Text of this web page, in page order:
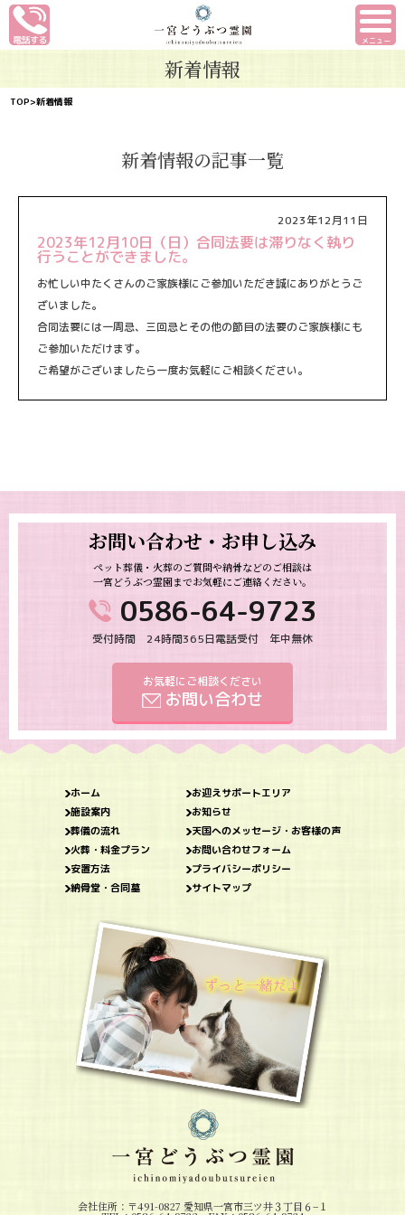
メニュー
新着情報
TOP>新着情報
新着情報の記事一覧
2023年12月11日
2023年12月10日（日）合同法要は滞りなく執り
行うことができました。
お忙しい中たくさんのご家族様にご参加いただき誠にありがとうご
ざいました。
合同法要には一周忌、三回忌とその他の節目の法要のご家族様にも
ご参加いただけます。
ご希望がございましたら一度お気軽にご相談ください。
お問い合わせ・お申し込み
ペット葬儀・火葬のご質問や納骨などのご相談は
一宮どうぶつ霊園までお気軽にご連絡ください。
0586-64-9723
受付時間 24時間365日電話受付 年中無休
お気軽にご相談ください
お問い合わせ
会社住所：〒491-0827 愛知県一宮市三ツ井３丁目６−１
ホーム
施設案内
葬儀の流れ
火葬・料金プラン
安置方法
納骨堂・合同墓
お迎えサポートエリア
お知らせ
天国へのメッセージ・お客様の声
お問い合わせフォーム
プライバシーポリシー
サイトマップ